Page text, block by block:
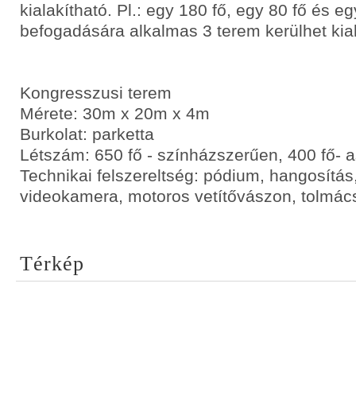
kialakítható. Pl.: egy 180 fő, egy 80 fő és
befogadására alkalmas 3 terem kerülhet
Kongresszusi terem
Mérete: 30m x 20m x 4m
Burkolat: parketta
Létszám: 650 fő - színházszerűen, 400 fő-
Technikai felszereltség: pódium,
videokamera, motoros vetítővászon,
Térkép